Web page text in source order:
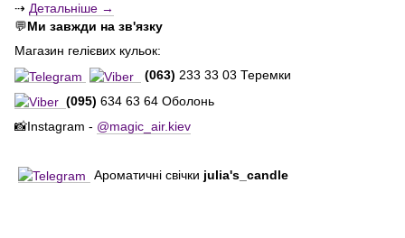
⇢ Детальніше →
💬Ми завжди на зв'язку
Магазин гелієвих кульок:
(063) 233 33 03 Теремки
(095) 634 63 64 Оболонь
📸Instagram - @magic_air.kiev
Ароматичні свічки julia's_candle